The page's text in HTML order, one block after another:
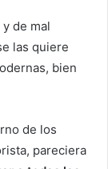
de mal
las quiere
bien
de los
pareciera